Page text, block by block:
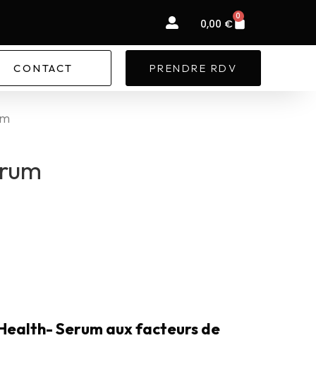
0,00 €
0
CONTACT PRENDRE RDV
Serum aux facteurs de